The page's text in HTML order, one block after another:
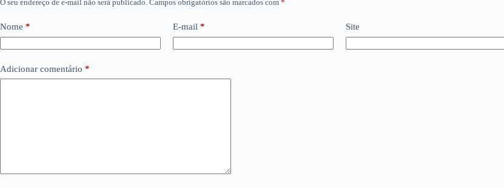
O seu endereço de e-mail não será publicado. Campos obrigatórios são marcados com *
Nome * E-mail * Site
Adicionar comentário *